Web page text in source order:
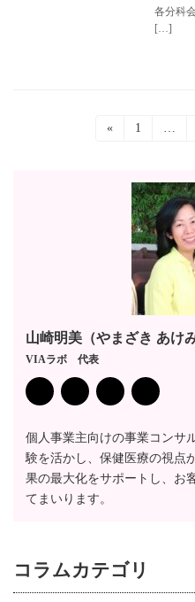
各分科
[…]
り
«
固
ジ
1
山崎明美（やまざき あけみ
VIAラボ 代表
個人事業主向けの事業コンサ
験を活かし、保健医療の視点
果の最大化をサポートし、お
てまいります。
コラムカテゴリ